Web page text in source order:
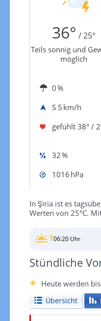
36° / 25°
Teils sonnig und
möglich
0 %
S 5 km/h
gefühlt 38° /
32 %
1016 hPa
In Şiria ist es
Werten von 25°C.
06:20 Uhr
Stündliche
Heute werden
Übersicht